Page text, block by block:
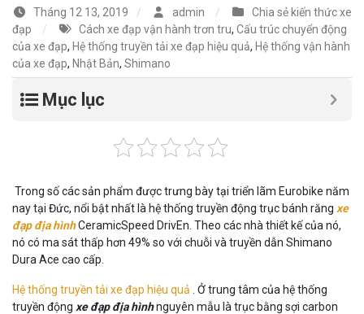
Tháng 12 13, 2019 admin
Chia sẻ kiến thức xe
đạp
Cách xe đạp vận hành trơn tru, Cấu trúc chuyển động
của xe đạp, Hệ thống truyền tải xe đạp hiệu quả, Hệ thống vận hành
của xe đạp, Nhật Bản, Shimano
Mục lục
Trong số các sản phẩm được trưng bày tại triển lãm Eurobike năm
nay tại Đức, nổi bật nhất là hệ thống truyền động trục bánh răng xe
đạp địa hìnhCeramicSpeed ​​DrivEn. Theo các nhà thiết kế của nó,
nó có ma sát thấp hơn 49% so với chuỗi và truyền dẫn Shimano
Dura Ace cao cấp.
Hệ thống truyền tải xe đạp hiệu quả . Ở trung tâm của hệ thống
truyền động xe đạp địa hìnhnguyên mẫu là trục bằng sợi carbon